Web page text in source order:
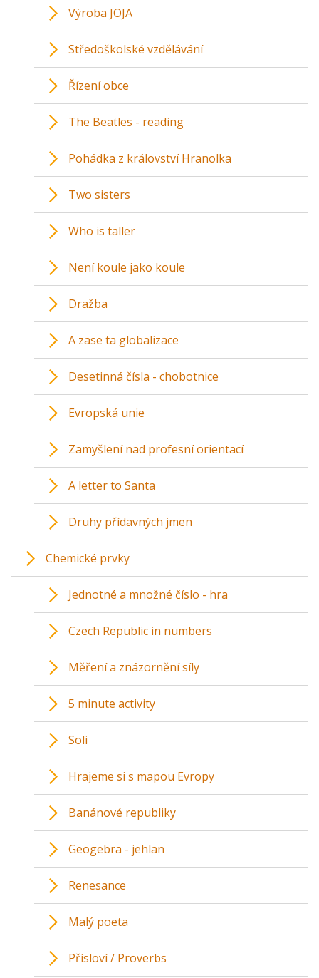
Výroba JOJA
Středoškolské vzdělávání
Řízení obce
The Beatles - reading
Pohádka z království Hranolka
Two sisters
Who is taller
Není koule jako koule
Dražba
A zase ta globalizace
Desetinná čísla - chobotnice
Evropská unie
Zamyšlení nad profesní orientací
A letter to Santa
Druhy přídavných jmen
Chemické prvky
Jednotné a množné číslo - hra
Czech Republic in numbers
Měření a znázornění síly
5 minute activity
Soli
Hrajeme si s mapou Evropy
Banánové republiky
Geogebra - jehlan
Renesance
Malý poeta
Přísloví / Proverbs